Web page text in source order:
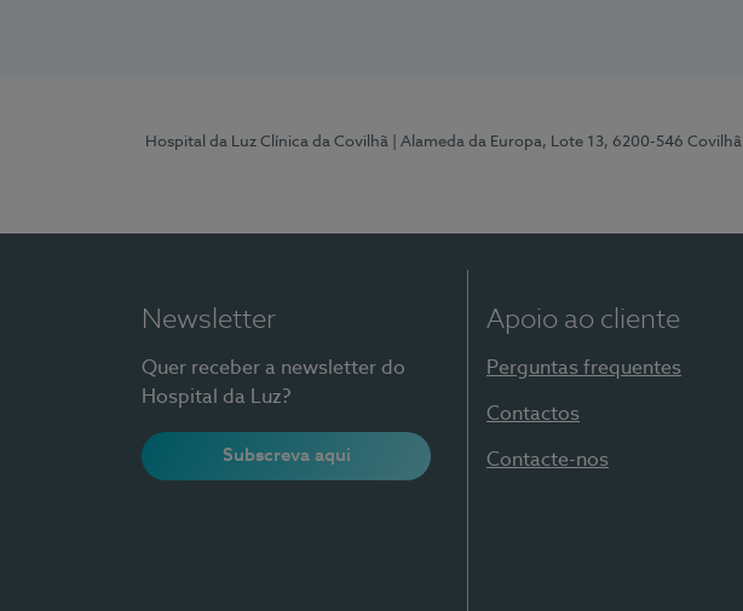
Hospital da Luz Clínica da Covilhã | Alameda da Europa, Lote 13, 6200-546 Covilhã
Newsletter
Quer receber a newsletter do
Hospital da Luz?
Subscreva aqui
Apoio ao cliente
Perguntas frequentes
Contactos
Contacte-nos